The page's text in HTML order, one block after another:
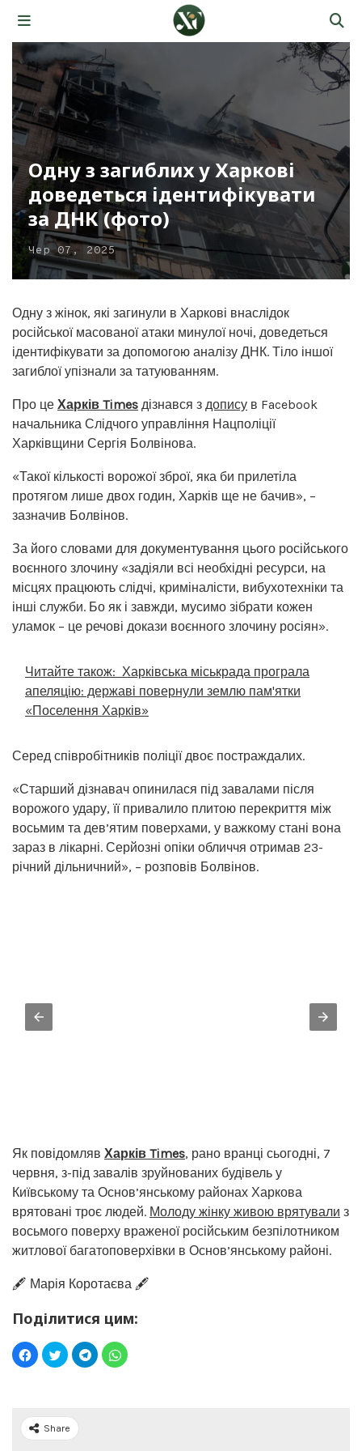
Одну з загиблих у Харкові
доведеться ідентифікувати
за ДНК (фото)
Чер 07, 2025
Одну з жінок, які загинули в Харкові внаслідок
російської масованої атаки минулої ночі, доведеться
ідентифікувати за допомогою аналізу ДНК. Тіло іншої
загиблої упізнали за татуюванням.
Про це Харків Times дізнався з допису в Facebook
начальника Слідчого управління Нацполіції
Харківщини Сергія Болвінова.
«Такої кількості ворожої зброї, яка би прилетіла
протягом лише двох годин, Харків ще не бачив», –
зазначив Болвінов.
За його словами для документування цього російського
воєнного злочину «задіяли всі необхідні ресурси, на
місцях працюють слідчі, криміналісти, вибухотехніки та
інші служби. Бо як і завжди, мусимо зібрати кожен
уламок – це речові докази воєнного злочину росіян».
Читайте також: Харківська міськрада програла
апеляцію: державі повернули землю пам'ятки
«Поселення Харків»
Серед співробітників поліції двоє постраждалих.
«Старший дізнавач опинилася під завалами після
ворожого удару, її привалило плитою перекриття між
восьмим та дев’ятим поверхами, у важкому стані вона
зараз в лікарні. Серйозні опіки обличчя отримав 23-
річний дільничний», – розповів Болвінов.
Як повідомляв Харків Times, рано вранці сьогодні, 7
червня, з-під завалів зруйнованих будівель у
Київському та Основ’янському районах Харкова
врятовані троє людей. Молоду жінку живою врятували з
восьмого поверху враженої російським безпілотником
житлової багатоповерхівки в Основ’янському районі.
🖋️ Марія Коротаєва 🖋️
Поділитися цим:
Share